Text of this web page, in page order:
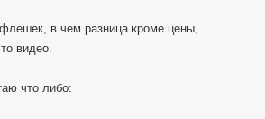
в чем разница кроме цены,
видео.
что либо: